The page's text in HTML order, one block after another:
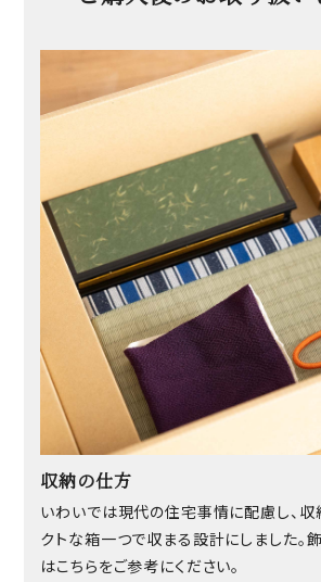
収納の仕方
いわいでは現代の住宅事情に配慮し、
クトな箱一つで収まる設計にしました。
はこちらをご参考にください。